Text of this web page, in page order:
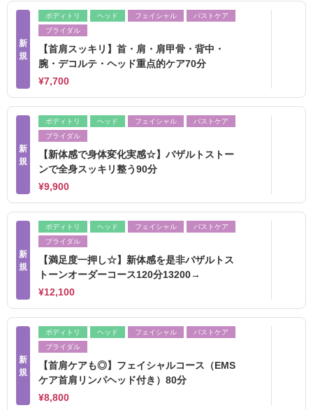
新
規
ボディトリ ヘッド フェイシャル
バストケア
ブライダル
【首肩スッキリ】首・肩・肩甲骨・背中・
腕・デコルテ・ヘッド重点的ケア70分
¥7,700
新
規
ボディトリ ヘッド フェイシャル
バストケア
ブライダル
【新体感で身体変化実感☆】バザルトストー
ンで全身スッキリ整う90分
¥9,900
新
規
ボディトリ ヘッド フェイシャル
バストケア
ブライダル
【満足度一押し☆】新体感を是非バザルトス
トーンオーダーコース120分13200→
¥12,100
新
規
ボディトリ ヘッド フェイシャル
バストケア
ブライダル
【首肩ケアも◎】フェイシャルコース（EMS
ケア首肩リンパヘッド付き）80分
¥8,800